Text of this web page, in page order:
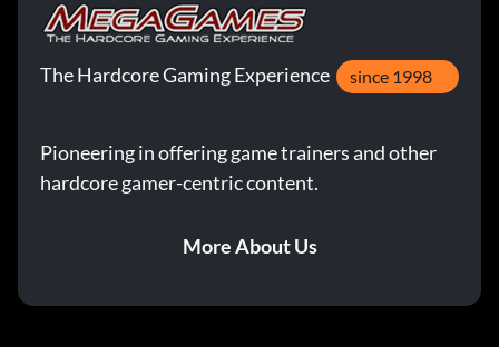
The Hardcore Gaming Experience since 1998
Pioneering in offering game trainers and other
hardcore gamer-centric content.
More About Us